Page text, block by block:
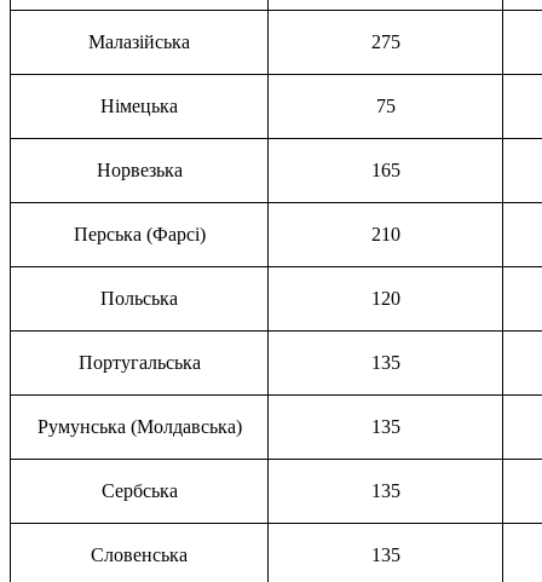
Малазійська 275
Німецька 75
Норвезька 165
Перська (Фарсі) 210
Польська 120
Португальська 135
Румунська (Молдавська) 135
Сербська 135
Словенська 135